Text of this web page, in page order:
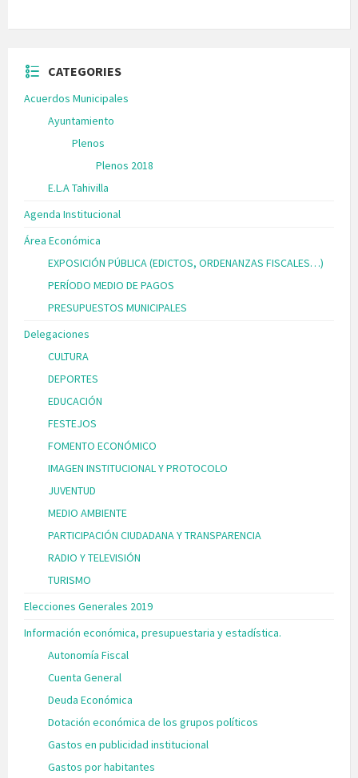
CATEGORIES
Acuerdos Municipales
Ayuntamiento
Plenos
Plenos 2018
E.L.A Tahivilla
Agenda Institucional
Área Económica
EXPOSICIÓN PÚBLICA (EDICTOS, ORDENANZAS FISCALES…)
PERÍODO MEDIO DE PAGOS
PRESUPUESTOS MUNICIPALES
Delegaciones
CULTURA
DEPORTES
EDUCACIÓN
FESTEJOS
FOMENTO ECONÓMICO
IMAGEN INSTITUCIONAL Y PROTOCOLO
JUVENTUD
MEDIO AMBIENTE
PARTICIPACIÓN CIUDADANA Y TRANSPARENCIA
RADIO Y TELEVISIÓN
TURISMO
Elecciones Generales 2019
Información económica, presupuestaria y estadística.
Autonomía Fiscal
Cuenta General
Deuda Económica
Dotación económica de los grupos políticos
Gastos en publicidad institucional
Gastos por habitantes